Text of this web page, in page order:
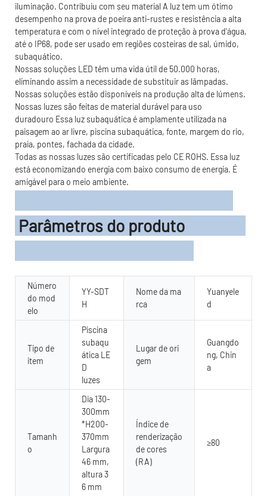
iluminação. Contribuiu com seu material A luz tem um ótimo
desempenho na prova de poeira anti-rustes e resistência a alta
temperatura e com o nível integrado de proteção à prova d'água,
até o IP68, pode ser usado em regiões costeiras de sal, úmido,
subaquático.
Nossas soluções LED têm uma vida útil de 50.000 horas,
eliminando assim a necessidade de substituir as lâmpadas.
Nossas soluções estão disponíveis na produção alta de lúmens.
Nossas luzes são feitas de material durável para uso
duradouro Essa luz subaquática é amplamente utilizada na
paisagem ao ar livre, piscina subaquática, fonte, margem do rio,
praia, pontes, fachada da cidade.
Todas as nossas luzes são certificadas pelo CE ROHS. Essa luz
está economizando energia com baixo consumo de energia. É
amigável para o meio ambiente.
Parâmetros do produto
Número
do mod
elo
YY-SDT
H
Nome da ma
rca
Yuanyele
d
Tipo de
item
Piscina
subaqu
ática LE
D
luzes
Lugar de ori
gem
Guangdo
ng, Chin
a
Tamanh
o
Dia 130-
300mm
*H200-
370mm
Largura
46 mm,
altura 3
6 mm
Índice de
renderização
de cores
(RA)
≥80